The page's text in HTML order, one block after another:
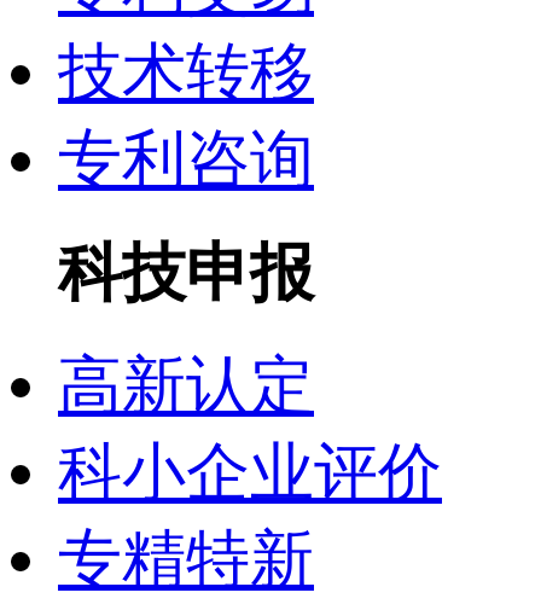
技术转移
专利咨询
科技申报
高新认定
科小企业评价
专精特新